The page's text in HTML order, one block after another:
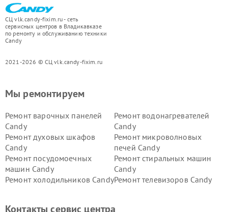
СЦ vlk.candy-fixim.ru - сеть
сервисных центров в Владикавказе
по ремонту и обслуживанию техники
Candy
2021-2026 © СЦ vlk.candy-fixim.ru
Мы ремонтируем
Ремонт варочных панелей
Candy
Ремонт водонагревателей
Candy
Ремонт духовых шкафов
Candy
Ремонт микроволновых
печей Candy
Ремонт посудомоечных
машин Candy
Ремонт стиральных машин
Candy
Ремонт холодильников CandyРемонт телевизоров Candy
Контакты сервис центра